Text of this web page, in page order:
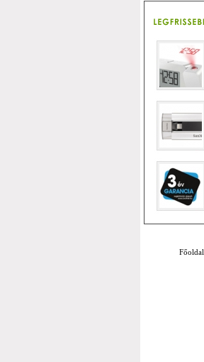
Főoldal